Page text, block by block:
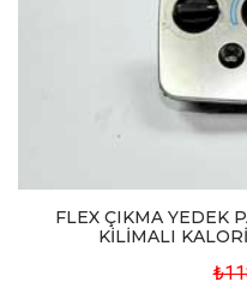
FLEX ÇIKMA YEDEK
KİLİMALI